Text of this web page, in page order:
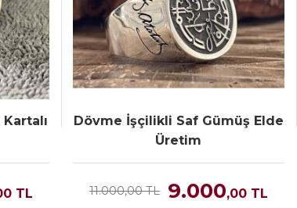
TL
Dövme İşçilikli Saf Gümüş Elde
Üretim
11.000,00 TL 9.000,00TL